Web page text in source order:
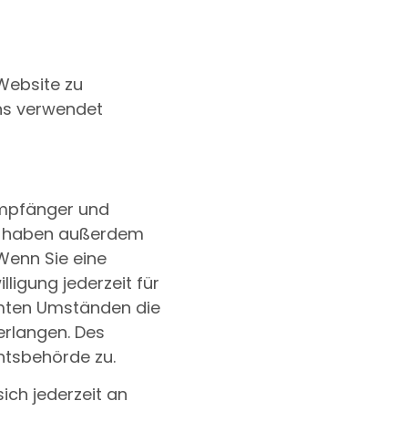
zu
verwendet
und
außerdem
Sie eine
jederzeit für
Umständen die
Des
zu.
jederzeit an